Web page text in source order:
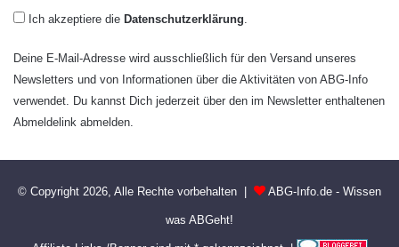
Ich akzeptiere die Datenschutzerklärung
Deine E-Mail-Adresse wird ausschließlich für den Versand unseres
Newsletters und von Informationen über die Aktivitäten von ABG-Info
verwendet. Du kannst Dich jederzeit über den im Newsletter enthaltenen
Abmeldelink abmelden.
© Copyright 2026, Alle Rechte vorbehalten | ABG-Info.de - Wissen
was ABGeht!